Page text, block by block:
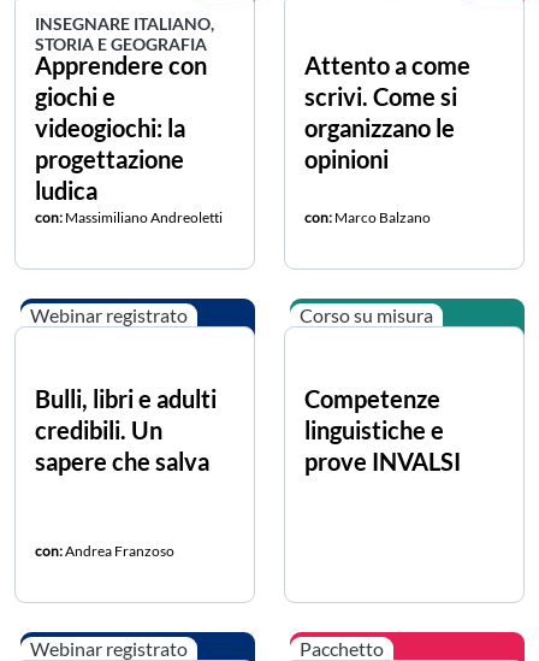
INSEGNARE ITALIANO,
STORIA E GEOGRAFIA
Apprendere con
giochi e
videogiochi: la
progettazione
ludica
con: Massimiliano Andreoletti
Attento a come
scrivi. Come si
organizzano le
opinioni
con: Marco Balzano
Webinar registrato
Bulli, libri e adulti
credibili. Un
sapere che salva
con:Andrea Franzoso
Corso su misura
Competenze
linguistiche e
prove INVALSI
Webinar registrato Pacchetto